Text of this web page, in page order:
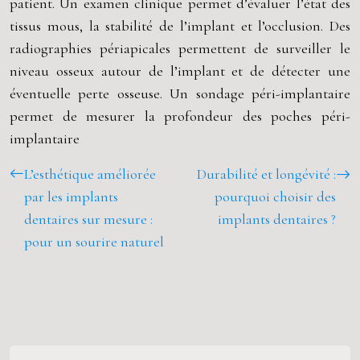
tissus mous, la stabilité de l’implant et l’occlusion. Des
radiographies périapicales permettent de surveiller le
niveau osseux autour de l’implant et de détecter une
éventuelle perte osseuse. Un sondage péri-implantaire
permet de mesurer la profondeur des poches péri-
implantaire
L’esthétique améliorée
par les implants
dentaires sur mesure :
pour un sourire naturel
Durabilité et longévité :
pourquoi choisir des
implants dentaires ?